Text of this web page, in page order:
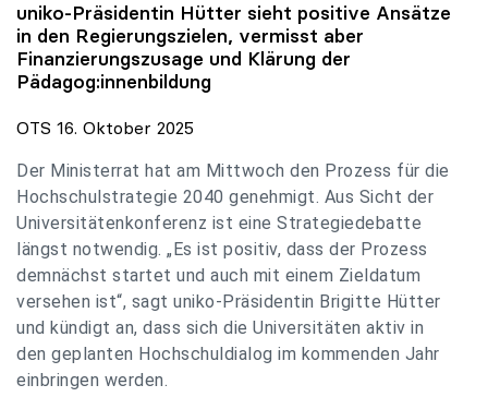
uniko-Präsidentin Hütter sieht positive Ansätze
in den Regierungszielen, vermisst aber
Finanzierungszusage und Klärung der
Pädagog:innenbildung
OTS 16. Oktober 2025
Der Ministerrat hat am Mittwoch den Prozess für die
Hochschulstrategie 2040 genehmigt. Aus Sicht der
Universitätenkonferenz ist eine Strategiedebatte
längst notwendig. „Es ist positiv, dass der Prozess
demnächst startet und auch mit einem Zieldatum
versehen ist“, sagt uniko-Präsidentin Brigitte Hütter
und kündigt an, dass sich die Universitäten aktiv in
den geplanten Hochschuldialog im kommenden Jahr
einbringen werden.